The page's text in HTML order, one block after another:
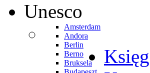
Unesco
Amsterdam
Andora
Berlin
Berno
Bruksela